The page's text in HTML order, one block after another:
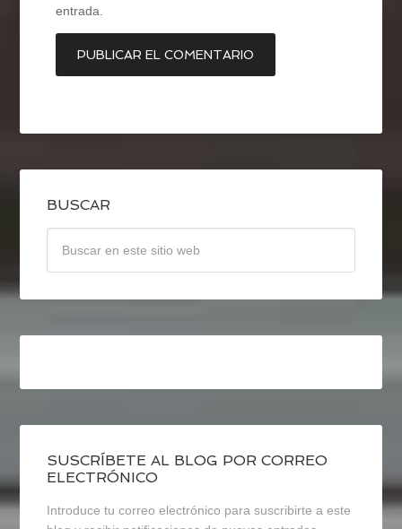
entrada.
BUSCAR
SUSCRÍBETE AL BLOG POR CORREO
ELECTRÓNICO
Introduce tu correo electrónico para suscribirte a este